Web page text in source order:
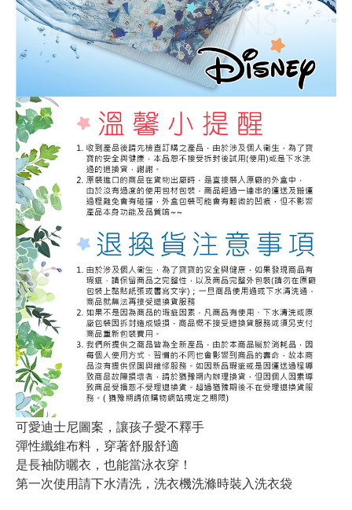
可愛迪士尼圖案，讓孩子愛不釋手
彈性纖維布料，穿著舒服舒適
是長袖防曬衣，也能當泳衣穿！
第一次使用請下水清洗，洗衣機洗滌時裝入洗衣袋